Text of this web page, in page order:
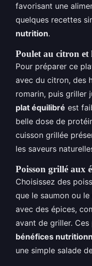
favorisant une
quelques recettes
nutrition.
Poulet au citron et
Pour préparer ce
avec du citron, des
romarin, puis griller
plat équilibré est
belle dose de
cuisson grillée
les saveurs
Poisson grillé aux
Choisissez des
que le saumon ou
avec des épices,
avant de griller.
bénéfices
une simple salade